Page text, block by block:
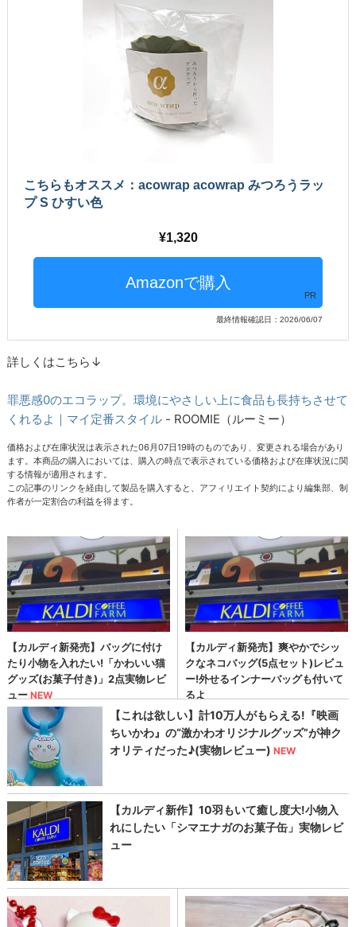
こちらもオススメ：acowrap acowrap みつろうラッ
プ S ひすい色
1,320
PR
最終情報確認日：2026/06/07
詳しくはこちら↓
罪悪感0のエコラップ。環境にやさしい上に食品も長持ちさせて
くれるよ｜マイ定番スタイル - ROOMIE（ルーミー）
価格および在庫状況は表示された06月07日19時のものであり、変更される場合があり
ます。本商品の購入においては、購入の時点で表示されている価格および在庫状況に関
する情報が適用されます。
この記事のリンクを経由して製品を購入すると、アフィリエイト契約により編集部、制
作者が一定割合の利益を得ます。